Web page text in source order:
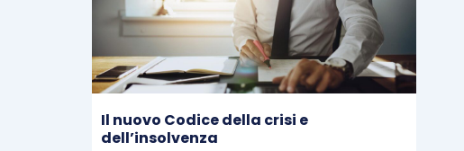
Il nuovo Codice della crisi e
dell’insolvenza